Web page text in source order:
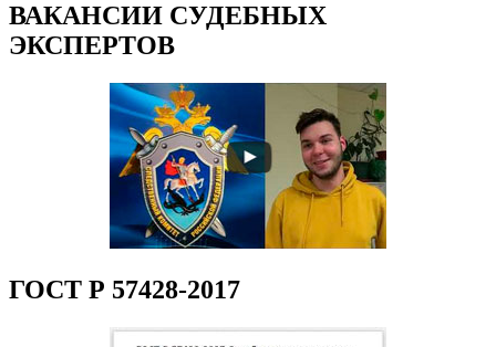
ВАКАНСИИ СУДЕБНЫХ
ЭКСПЕРТОВ
ГОСТ Р 57428-2017